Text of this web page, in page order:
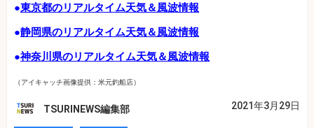
●東京都のリアルタイム天気＆風波情報
●静岡県のリアルタイム天気＆風波情報
●神奈川県のリアルタイム天気＆風波情報
（アイキャッチ画像提供：米元釣船店）
TSURINEWS編集部 2021年3月29日